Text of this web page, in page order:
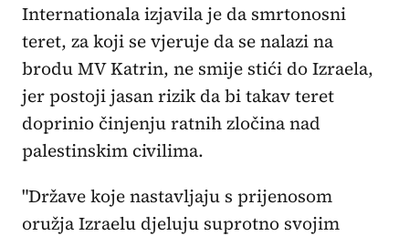
Internationala izjavila je da smrtonosni
teret, za koji se vjeruje da se nalazi na
brodu MV Katrin, ne smije stići do Izraela,
jer postoji jasan rizik da bi takav teret
doprinio činjenju ratnih zločina nad
palestinskim civilima.
"Države koje nastavljaju s prijenosom
oružja Izraelu djeluju suprotno svojim